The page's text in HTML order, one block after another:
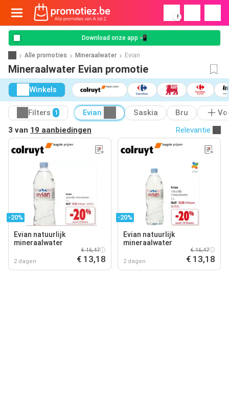
!
Download onze app 📲
Alle promoties Mineraalwater Evian
Mineraalwater Evian promotie
Winkels
Filters 1 Evian Saskia Bru
3 van 19 aanbiedingen Relevantie
-20%
Evian natuurlijk
mineraalwater
2 dagen
€ 16,47
€ 13,18
-20%
Evian natuurlijk
mineraalwater
2 dagen
€ 16,47
€ 13,18